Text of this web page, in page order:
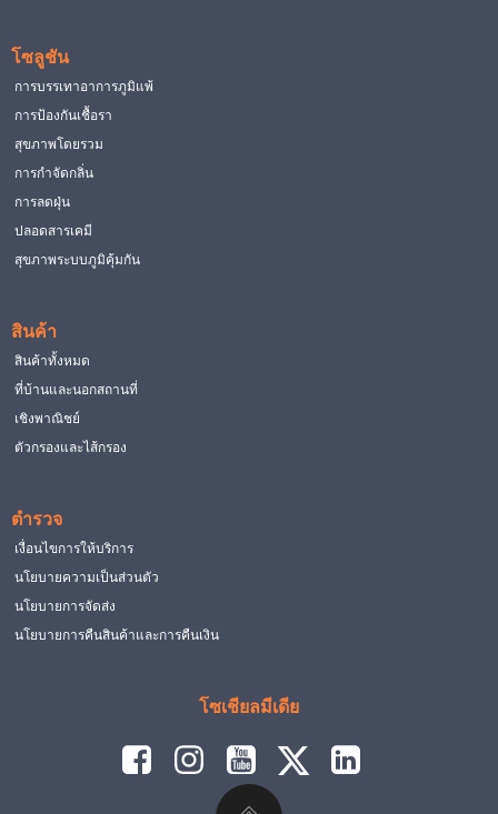
โซลูชัน
การบรรเทาอาการภูมิแพ้
การป้องกันเชื้อรา
สุขภาพโดยรวม
การกำจัดกลิ่น
การลดฝุ่น
ปลอดสารเคมี
สุขภาพระบบภูมิคุ้มกัน
สินค้า
สินค้าทั้งหมด
ที่บ้านและนอกสถานที่
เชิงพาณิชย์
ตัวกรองและไส้กรอง
ตำรวจ
เงื่อนไขการให้บริการ
นโยบายความเป็นส่วนตัว
นโยบายการจัดส่ง
นโยบายการคืนสินค้าและการคืนเงิน
โซเชียลมีเดีย